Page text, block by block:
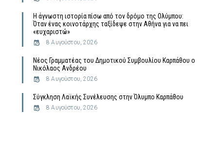
Η άγνωστη ιστορία πίσω από τον δρόμο της Ολύμπου:
Όταν ένας κοινοτάρχης ταξίδεψε στην Αθήνα για να πει
«ευχαριστώ»
8 Αυγούστου, 2026
Νέος Γραμματέας του Δημοτικού Συμβουλίου Καρπάθου ο
Νικόλαος Ανδρέου
8 Αυγούστου, 2026
Σύγκληση Λαϊκής Συνέλευσης στην Όλυμπο Καρπάθου
8 Αυγούστου, 2026